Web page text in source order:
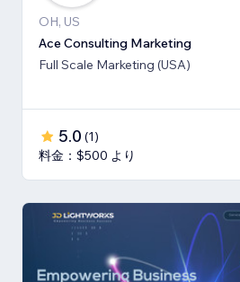
OH, US
Ace Consulting Marketing
Full Scale Marketing (USA)
5.0 (1)
料金：$500 より